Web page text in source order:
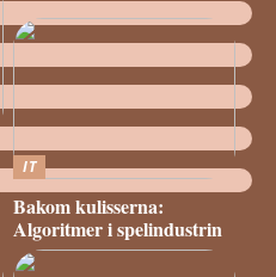
IT
Bakom kulisserna:
Algoritmer i spelindustrin